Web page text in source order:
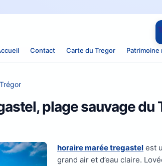
Contact Carte du Tregor Patrimoine
plage sauvage du
horaire marée tregastel est
grand air et d’eau claire.